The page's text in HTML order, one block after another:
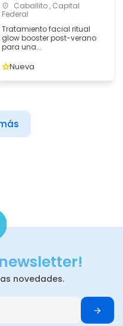
Caballito , Capital
Federal
Tratamiento facial ritual
glow booster post-verano
para una...
Nueva
novedades.